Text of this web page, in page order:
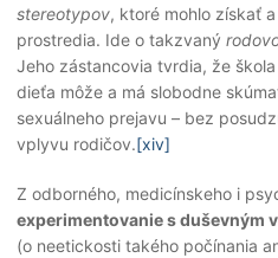
stereotypov, ktoré mohlo získať
prostredia. Ide o takzvaný
Jeho zástancovia tvrdia, že
dieťa môže a má slobodne
sexuálneho prejavu – bez
vplyvu rodičov.[xiv]
Z odborného, medicínskeho i
experimentovanie s duševným
(o neetickosti takého počínania